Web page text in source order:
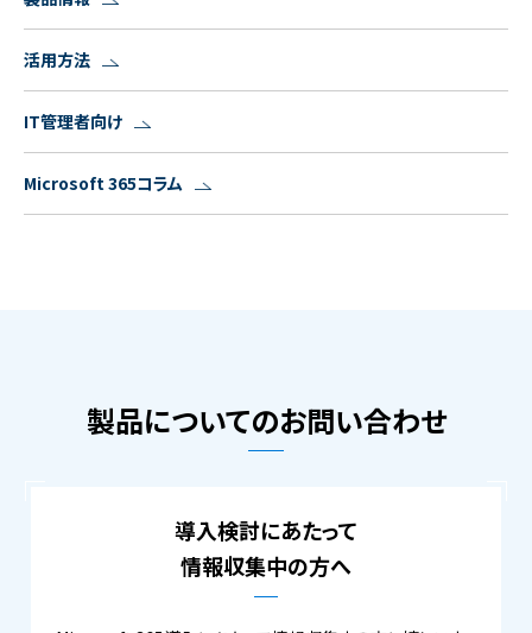
活用方法
IT管理者向け
Microsoft 365コラム
製品についてのお問い合わせ
導入検討にあたって
情報収集中の方へ